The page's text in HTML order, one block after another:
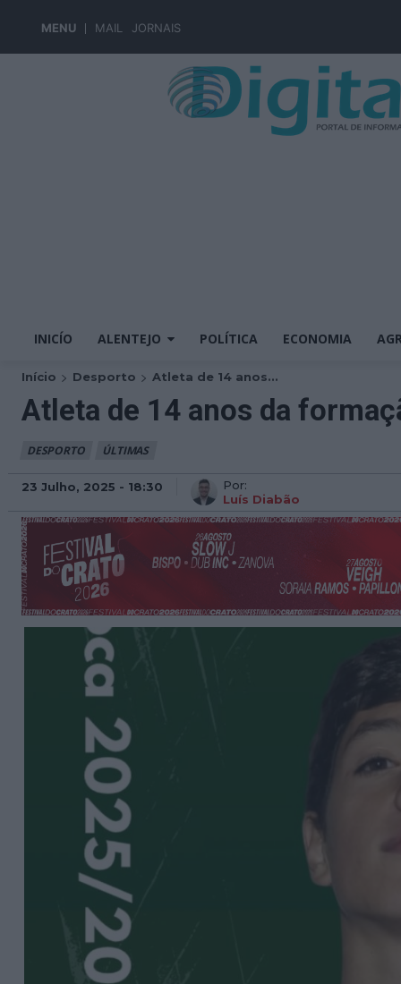
MENU MAIL JORNAIS
INICÍO ALENTEJO POLÍTICA ECONOMIA
Início Desporto Atleta de 14 anos...
Atleta de 14 anos da
DESPORTO ÚLTIMAS
23 Julho, 2025 - 18:30
Por:
Luís Diabão